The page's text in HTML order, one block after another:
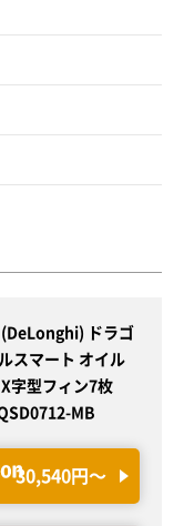
(DeLonghi) ドラゴ
スマート オイル
X字型フィン7枚
MB
30,540円〜